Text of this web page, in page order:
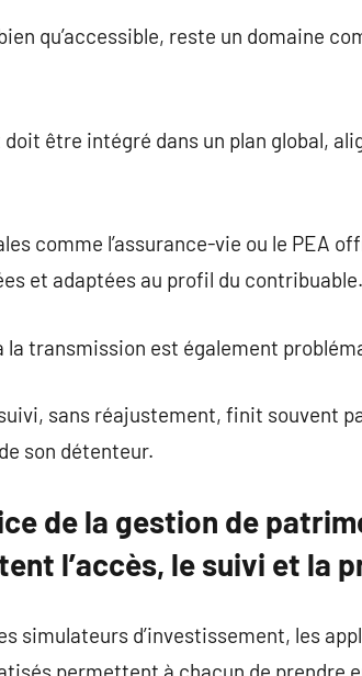
qu’accessible, reste un domaine
être intégré dans un plan global,
comme l’assurance-vie ou le PEA
et adaptées au profil du contribuable.
la transmission est également
sans réajustement, finit souvent
son détenteur.
de la gestion de
l’accès, le suivi et la
simulateurs d’investissement, les